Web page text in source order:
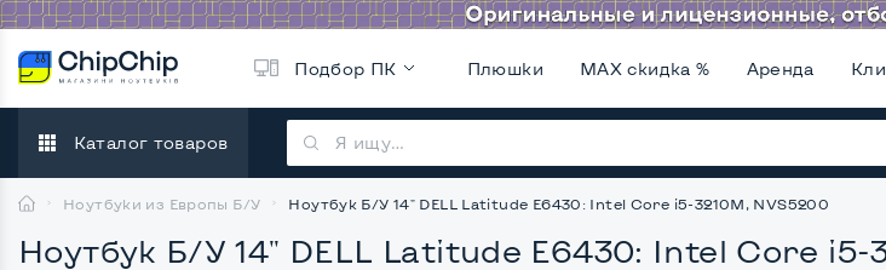
Подбор ПК Плюшки MAX скидка % Аренда
Каталог товаров
Ноутбуки из Европы Б/У Ноутбук Б/У 14" DELL Latitude E6430: Intel Core i5-3210M, NVS5200
Ноутбук Б/У 14" DELL Latitude E6430: Intel Core i5-